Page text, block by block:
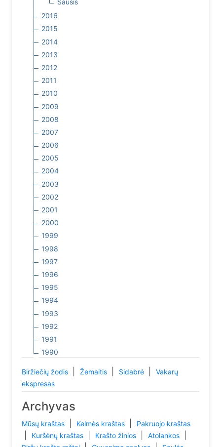
Sausis
2016
2015
2014
2013
2012
2011
2010
2009
2008
2007
2006
2005
2004
2003
2002
2001
2000
1999
1998
1997
1996
1995
1994
1993
1992
1991
1990
Biržiečių žodis Žemaitis Sidabrė
Vakarų
ekspresas
Archyvas
Mūsų kraštas Kelmės kraštas Pakruojo kraštas
Kuršėnų kraštas Krašto žinios Atolankos